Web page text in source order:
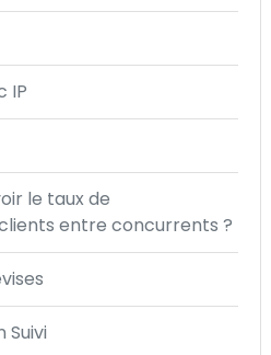
IP
le taux de
entre concurrents ?
Suivi